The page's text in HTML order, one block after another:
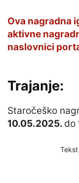
Ova nagradna
aktivne
naslovnici
Trajanje:
Staročeško
10.05.2025. do